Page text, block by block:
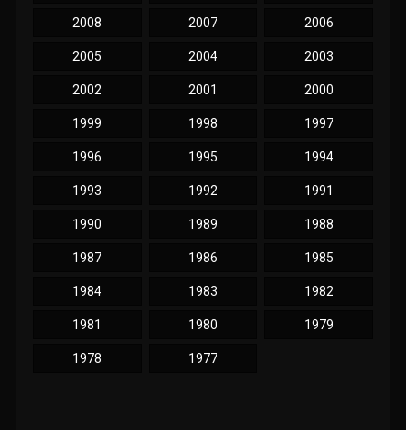
2008 2007 2006
2005 2004 2003
2002 2001 2000
1999 1998 1997
1996 1995 1994
1993 1992 1991
1990 1989 1988
1987 1986 1985
1984 1983 1982
1981 1980 1979
1978 1977